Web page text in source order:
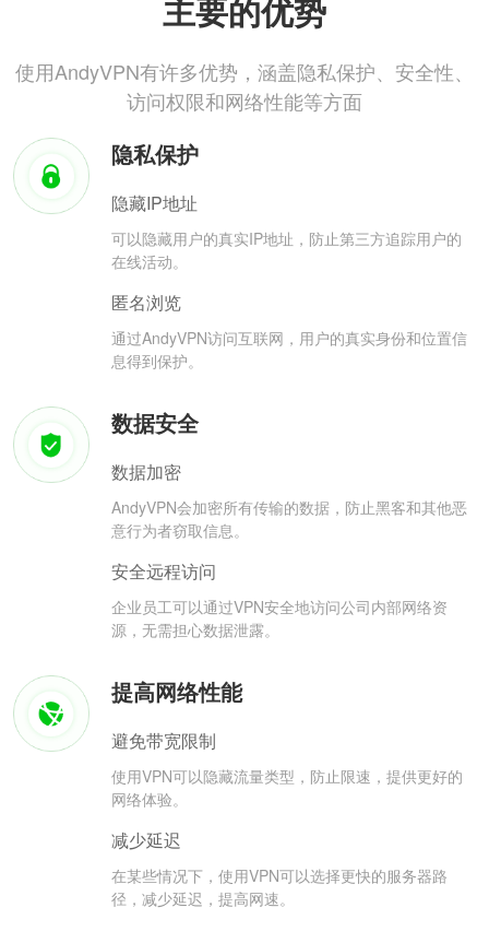
主要的优势
使用AndyVPN有许多优势，涵盖隐私保护、安全性、
访问权限和网络性能等方面
隐私保护
隐藏IP地址
可以隐藏用户的真实IP地址，防止第三方追踪用户的
在线活动。
匿名浏览
通过AndyVPN访问互联网，用户的真实身份和位置信
息得到保护。
数据安全
数据加密
AndyVPN会加密所有传输的数据，防止黑客和其他恶
意行为者窃取信息。
安全远程访问
企业员工可以通过VPN安全地访问公司内部网络资
源，无需担心数据泄露。
提高网络性能
避免带宽限制
使用VPN可以隐藏流量类型，防止限速，提供更好的
网络体验。
减少延迟
在某些情况下，使用VPN可以选择更快的服务器路
径，减少延迟，提高网速。